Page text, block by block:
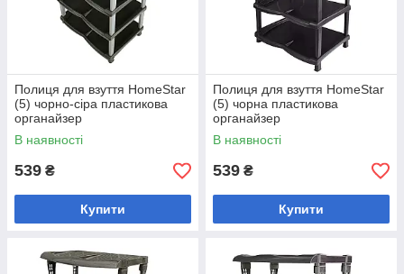
Полиця для взуття HomeStar
(5) чорно-сіра пластикова
органайзер
В наявності
539 ₴
Купити
Полиця для взуття HomeStar
(5) чорна пластикова
органайзер
В наявності
539 ₴
Купити